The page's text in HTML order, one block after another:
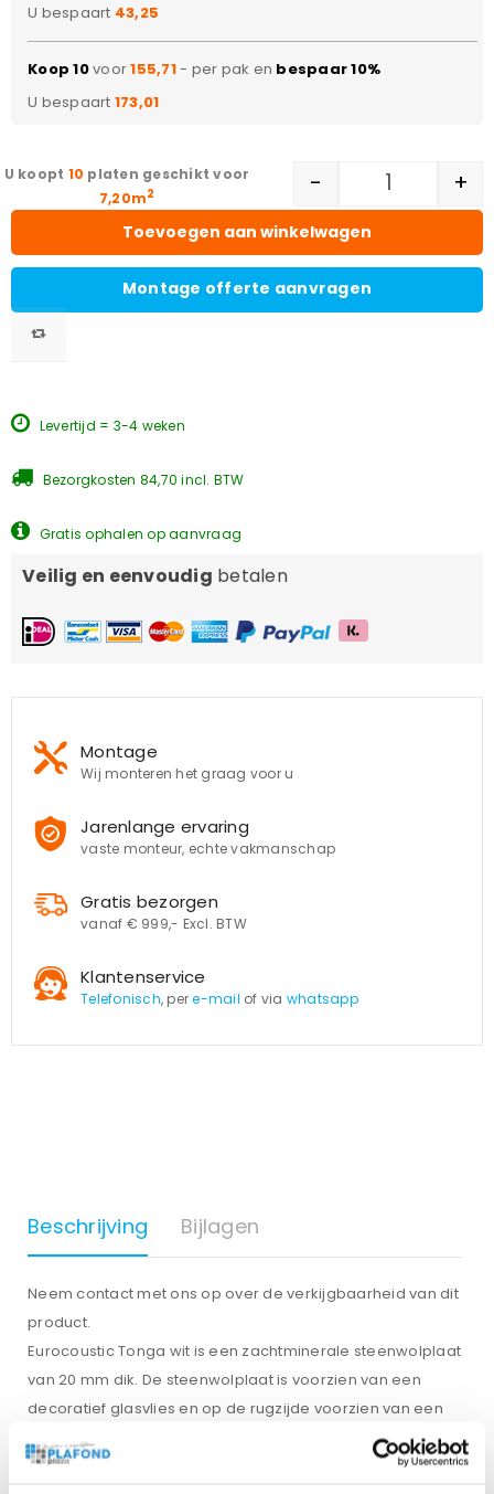
U bespaart 43,25
Koop 10voor155,71- per pak en bespaar 10%
U bespaart 173,01
- +
Toevoegen aan winkelwagen
Montage offerte aanvragen
10 platen geschikt voor
7,20m2
Levertijd = 3-4 weken
Bezorgkosten 84,70 incl. BTW
Gratis ophalen op aanvraag
Veilig en eenvoudig betalen
Montage
Wij monteren het graag voor u
Jarenlange ervaring
vaste monteur, echte vakmanschap
Gratis bezorgen
vanaf € 999,- Excl. BTW
Klantenservice
Telefonisch, pere-mail of via whatsapp
Beschrijving Bijlagen
Neem contact met ons op over de verkijgbaarheid van dit
product.
Eurocoustic Tonga wit is een zachtminerale steenwolplaat
van 20 mm dik. De steenwolplaat is voorzien van een
decoratief glasvlies en op de rugzijde voorzien van een
De Tonga E-serie bestaat uit doorzak plafondplaten.